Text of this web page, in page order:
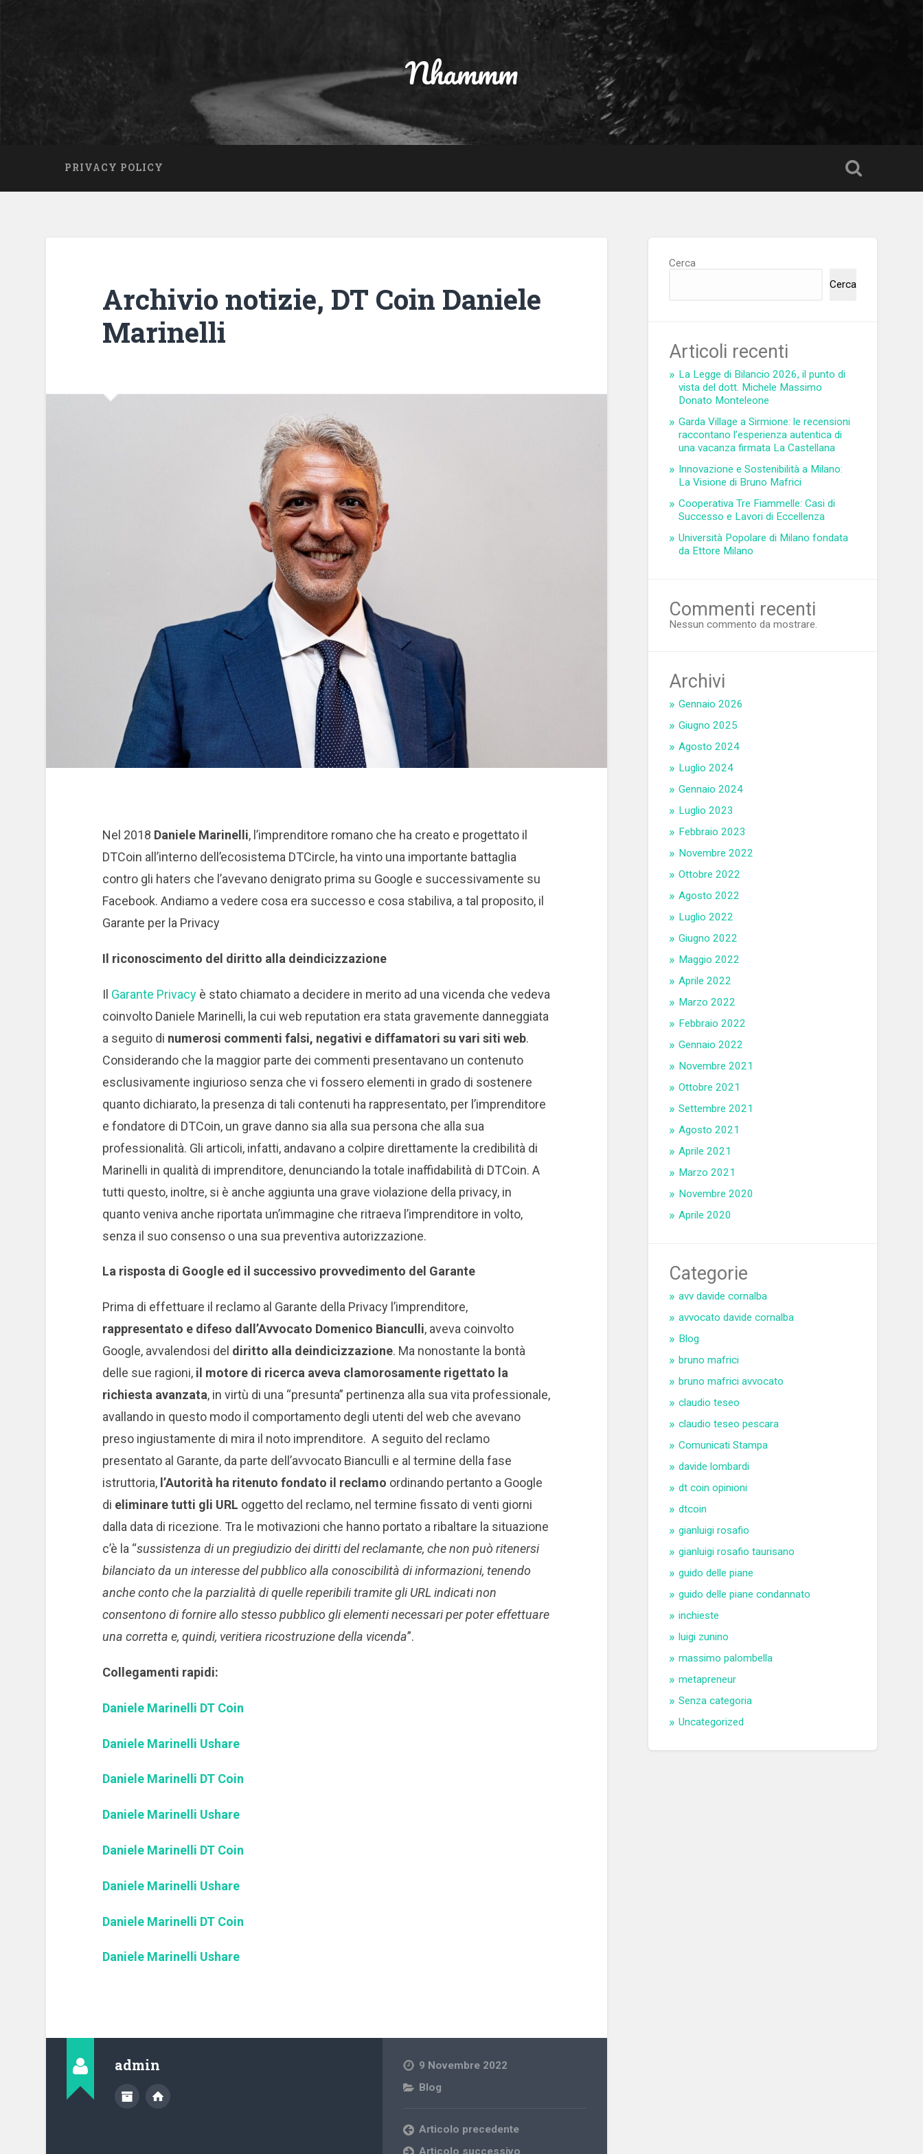
Nhammm
PRIVACY POLICY
Archivio notizie, DT Coin Daniele
Marinelli
Nel 2018 Daniele Marinelli, l’imprenditore romano che ha creato e progettato il
DTCoin all’interno dell’ecosistema DTCircle, ha vinto una importante battaglia
contro gli haters che l’avevano denigrato prima su Google e successivamente su
Facebook. Andiamo a vedere cosa era successo e cosa stabiliva, a tal proposito, il
Garante per la Privacy
Il riconoscimento del diritto alla deindicizzazione
Il Garante Privacyè stato chiamato a decidere in merito ad una vicenda che vedeva
coinvolto Daniele Marinelli, la cui web reputation era stata gravemente danneggiata
a seguito di numerosi commenti falsi, negativi e diffamatori su vari siti web.
Considerando che la maggior parte dei commenti presentavano un contenuto
esclusivamente ingiurioso senza che vi fossero elementi in grado di sostenere
quanto dichiarato, la presenza di tali contenuti ha rappresentato, per l’imprenditore
e fondatore di DTCoin, un grave danno sia alla sua persona che alla sua
professionalità. Gli articoli, infatti, andavano a colpire direttamente la credibilità di
Marinelli in qualità di imprenditore, denunciando la totale inaffidabilità di DTCoin. A
tutti questo, inoltre, si è anche aggiunta una grave violazione della privacy, in
quanto veniva anche riportata un’immagine che ritraeva l’imprenditore in volto,
senza il suo consenso o una sua preventiva autorizzazione.
La risposta di Google ed il successivo provvedimento del Garante
Prima di effettuare il reclamo al Garante della Privacy l’imprenditore,
rappresentato e difeso dall’Avvocato Domenico Bianculli, aveva coinvolto
Google, avvalendosi del diritto alla deindicizzazione. Ma nonostante la bontà
delle sue ragioni, il motore di ricerca aveva clamorosamente rigettato la
richiesta avanzata, in virtù di una “presunta” pertinenza alla sua vita professionale,
avallando in questo modo il comportamento degli utenti del web che avevano
preso ingiustamente di mira il noto imprenditore. A seguito del reclamo
presentato al Garante, da parte dell’avvocato Bianculli e al termine della fase
istruttoria, l’Autorità ha ritenuto fondato il reclamo ordinando pertanto a Google
di eliminare tutti gli URL oggetto del reclamo, nel termine fissato di venti giorni
dalla data di ricezione. Tra le motivazioni che hanno portato a ribaltare la situazione
c’è la “sussistenza di un pregiudizio dei diritti del reclamante, che non può ritenersi
bilanciato da un interesse del pubblico alla conoscibilità di informazioni, tenendo
anche conto che la parzialità di quelle reperibili tramite gli URL indicati non
consentono di fornire allo stesso pubblico gli elementi necessari per poter effettuare
una corretta e, quindi, veritiera ricostruzione della vicenda”.
Collegamenti rapidi:
Daniele Marinelli DT Coin
Daniele Marinelli Ushare
Daniele Marinelli DT Coin
Daniele Marinelli Ushare
Daniele Marinelli DT Coin
Daniele Marinelli Ushare
Daniele Marinelli DT Coin
Daniele Marinelli Ushare
admin
9 Novembre 2022
Blog
Articolo precedente
Articolo successivo
Cerca
Cerca
Articoli recenti
La Legge di Bilancio 2026, il punto di
vista del dott. Michele Massimo
Donato Monteleone
Garda Village a Sirmione: le recensioni
raccontano l’esperienza autentica di
una vacanza firmata La Castellana
Innovazione e Sostenibilità a Milano:
La Visione di Bruno Mafrici
Cooperativa Tre Fiammelle: Casi di
Successo e Lavori di Eccellenza
Università Popolare di Milano fondata
da Ettore Milano
Commenti recenti
Nessun commento da mostrare.
Archivi
Gennaio 2026
Giugno 2025
Agosto 2024
Luglio 2024
Gennaio 2024
Luglio 2023
Febbraio 2023
Novembre 2022
Ottobre 2022
Agosto 2022
Luglio 2022
Giugno 2022
Maggio 2022
Aprile 2022
Marzo 2022
Febbraio 2022
Gennaio 2022
Novembre 2021
Ottobre 2021
Settembre 2021
Agosto 2021
Aprile 2021
Marzo 2021
Novembre 2020
Aprile 2020
Categorie
avv davide cornalba
avvocato davide cornalba
Blog
bruno mafrici
bruno mafrici avvocato
claudio teseo
claudio teseo pescara
Comunicati Stampa
davide lombardi
dt coin opinioni
dtcoin
gianluigi rosafio
gianluigi rosafio taurisano
guido delle piane
guido delle piane condannato
inchieste
luigi zunino
massimo palombella
metapreneur
Senza categoria
Uncategorized